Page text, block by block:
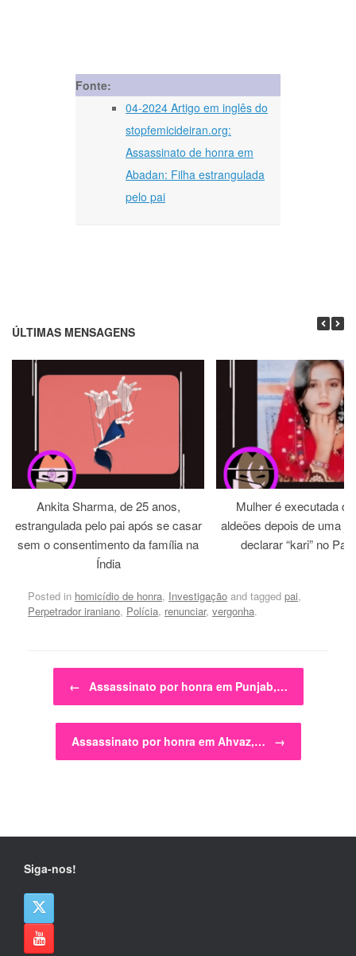
Fonte:
04-2024 Artigo em inglês do
stopfemicideiran.org:
Assassinato de honra em
Abadan: Filha estrangulada
pelo pai
ÚLTIMAS MENSAGENS
Ankita Sharma, de 25 anos,
estrangulada pelo pai após se casar
sem o consentimento da família na
Índia
Mulher é executada
aldeões depois de uma
declarar “kari” no
Posted in homicídio de honra, Investigação and tagged pai,
Perpetrador iraniano, Polícia, renunciar, vergonha.
Post navigation
← Assassinato por honra em Punjab,…
Assassinato por honra em Ahvaz,… →
Siga-nos!